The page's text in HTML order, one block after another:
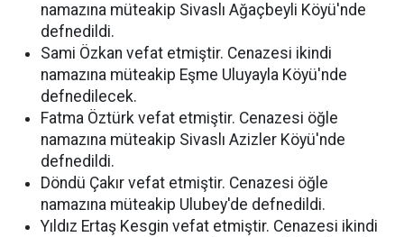
namazına müteakip Sivaslı Ağaçbeyli Köyü'nde
defnedildi.
Sami Özkan vefat etmiştir. Cenazesi ikindi
namazına müteakip Eşme Uluyayla Köyü'nde
defnedilecek.
Fatma Öztürk vefat etmiştir. Cenazesi öğle
namazına müteakip Sivaslı Azizler Köyü'nde
defnedildi.
Döndü Çakır vefat etmiştir. Cenazesi öğle
namazına müteakip Ulubey'de defnedildi.
Yıldız Ertaş Kesgin vefat etmiştir. Cenazesi ikindi